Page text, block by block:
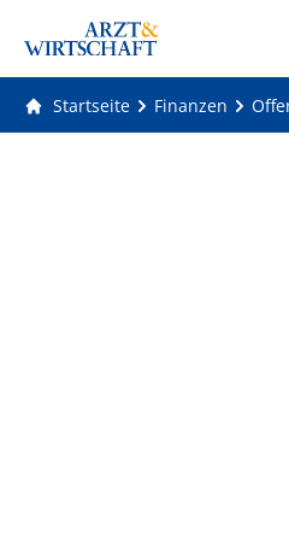
Startseite Finanzen